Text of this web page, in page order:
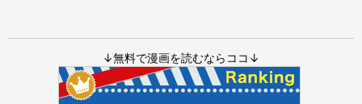
↓無料で漫画を読むならココ↓